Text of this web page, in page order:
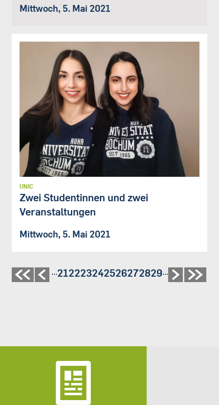
Mittwoch, 5. Mai 2021
UNIC
Zwei Studentinnen und zwei
Veranstaltungen
Mittwoch, 5. Mai 2021
Seitennummerierung
…Seite
21Seite
22Seite
23Seite
24Seite
25Seite
26Seite
27Seite
28Seite
29…